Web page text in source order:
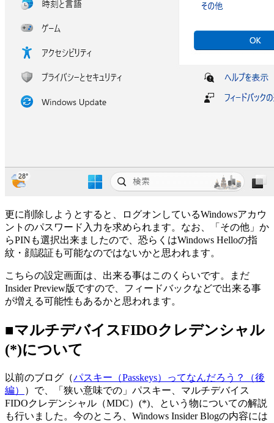
更に削除しようとすると、ログオンしているWindowsアカウ
ントのパスワード入力を求められます。なお、「その他」か
らPINも選択出来ましたので、恐らくはWindows Helloの指
紋・顔認証も可能なのではないかと思われます。
こちらの設定画面は、出来る事はこのくらいです。まだ
Insider Preview版ですので、フィードバックなどで出来る事
が増える可能性もあるかと思われます。
■マルチデバイスFIDOクレデンシャル
(*)について
以前のブログ（パスキー（Passkeys）ってなんだろう？（後
編）
）で、「狭い意味での」パスキー、マルチデバイス
FIDOクレデンシャル（MDC）(*)、という物についての解説
も行いました。今のところ、Windows Insider Blogの内容には